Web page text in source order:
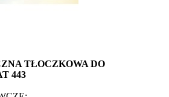
TŁOCZKOWA DO
443